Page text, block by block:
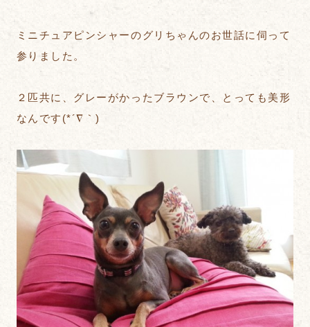
ミニチュアピンシャーのグリちゃんのお世話に伺って
参りました。
２匹共に、グレーがかったブラウンで、とっても美形
なんです(*´∇｀)